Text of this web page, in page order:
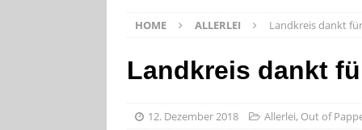
[ 5. August
UNTERNEHMEN
Zementwerk
HOME ALLERLEI Landkreis dankt
Landkreis dankt
12. Dezember 2018 Allerlei, Out of